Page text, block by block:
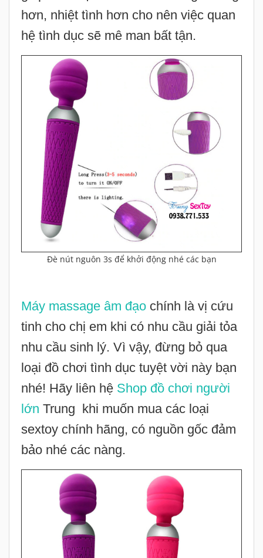
hơn, nhiệt tình hơn cho nên việc quan
hệ tình dục sẽ mê man bất tận.
Đè nút nguôn 3s để khởi động nhé các bạn
Máy massage âm đạo chính là vị cứu
tinh cho chị em khi có nhu cầu giải tỏa
nhu cầu sinh lý. Vì vậy, đừng bỏ qua
loại đồ chơi tình dục tuyệt vời này bạn
nhé! Hãy liên hệ Shop đồ chơi người
lớn Trung khi muốn mua các loại
sextoy chính hãng, có nguồn gốc đảm
bảo nhé các nàng.